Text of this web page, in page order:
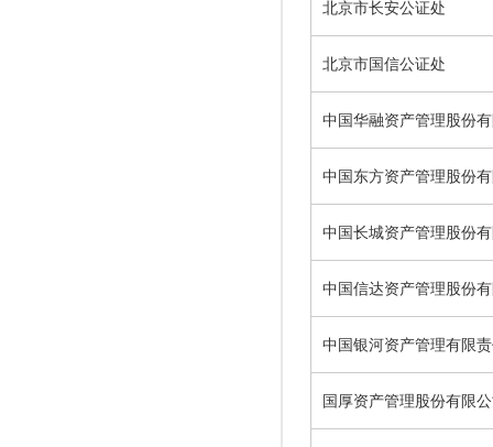
北京市长安公证处
北京市国信公证处
中国华融资产管理股份
中国东方资产管理股份
中国长城资产管理股份
中国信达资产管理股份
中国银河资产管理有限
国厚资产管理股份有限